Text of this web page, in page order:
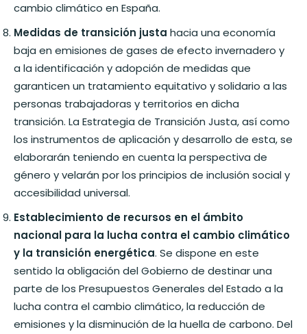
cambio climático en España.
Medidas de transición justa hacia una economía
baja en emisiones de gases de efecto invernadero y
a la identificación y adopción de medidas que
garanticen un tratamiento equitativo y solidario a las
personas trabajadoras y territorios en dicha
transición. La Estrategia de Transición Justa, así como
los instrumentos de aplicación y desarrollo de esta, se
elaborarán teniendo en cuenta la perspectiva de
género y velarán por los principios de inclusión social y
accesibilidad universal.
Establecimiento de recursos en el ámbito
nacional para la lucha contra el cambio climático
y la transición energética. Se dispone en este
sentido la obligación del Gobierno de destinar una
parte de los Presupuestos Generales del Estado a la
lucha contra el cambio climático, la reducción de
emisiones y la disminución de la huella de carbono. Del